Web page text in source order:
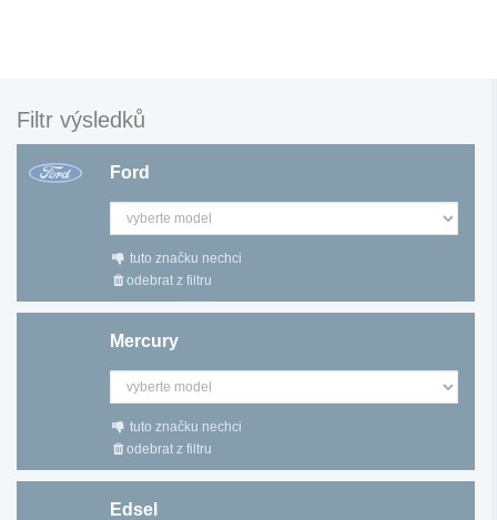
Filtr výsledků
Ford
tuto značku nechci
odebrat z filtru
Mercury
tuto značku nechci
odebrat z filtru
Edsel